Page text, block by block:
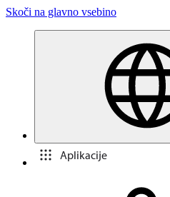
Skoči na glavno vsebino
Aplikacije